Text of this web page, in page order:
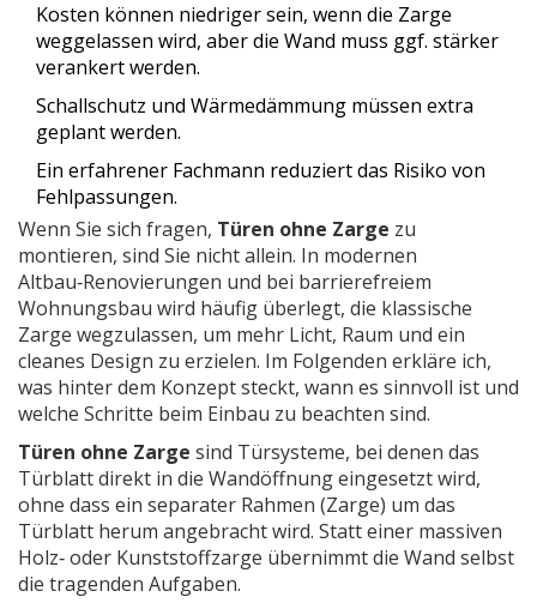
Kosten können niedriger sein, wenn die Zarge
weggelassen wird, aber die Wand muss ggf. stärker
verankert werden.
Schallschutz und Wärmedämmung müssen extra
geplant werden.
Ein erfahrener Fachmann reduziert das Risiko von
Fehlpassungen.
Wenn Sie sich fragen, Türen ohne Zarge zu
montieren, sind Sie nicht allein. In modernen
Altbau‑Renovierungen und bei barrierefreiem
Wohnungsbau wird häufig überlegt, die klassische
Zarge wegzulassen, um mehr Licht, Raum und ein
cleanes Design zu erzielen. Im Folgenden erkläre ich,
was hinter dem Konzept steckt, wann es sinnvoll ist und
welche Schritte beim Einbau zu beachten sind.
Türen ohne Zarge sind Türsysteme, bei denen das
Türblatt direkt in die Wandöffnung eingesetzt wird,
ohne dass ein separater Rahmen (Zarge) um das
Türblatt herum angebracht wird. Statt einer massiven
Holz‑ oder Kunststoffzarge übernimmt die Wand selbst
die tragenden Aufgaben.